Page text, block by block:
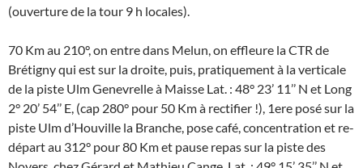
(ouverture de la tour 9 h locales).
70 Km au 210°, on entre dans Melun, on effleure la CTR de
Brétigny qui est sur la droite, puis, pratiquement à la verticale
de la piste Ulm Genevrelle à Maisse Lat. : 48° 23’ 11’’ N et Long
2° 20’ 54’’ E, (cap 280° pour 50 Km à rectifier !), 1ere posé sur la
piste Ulm d’Houville la Branche, pose café, concentration et re-
départ au 312° pour 80 Km et pause repas sur la piste des